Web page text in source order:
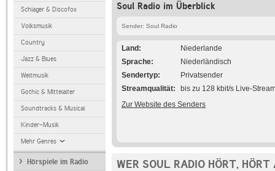
Schlager & Discofox
Volksmusik
Country
Jazz & Blues
Weltmusik
Gothic & Mittelalter
Soundtracks & Musical
Kinder-Musik
Mehr Genres
Hörspiele im Radio
Soul Radio im Überblick
Sender: Soul Radio
Land
Niederlande
Sprache
Niederländisch
Sendertyp
Privatsender
Streamqualität
bis zu 128 kbit/s Live-
Zur Website des Senders
WER SOUL RADIO HÖRT, HÖRT